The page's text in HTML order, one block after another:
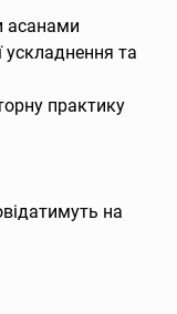
асанами
ускладнення та
практику
на